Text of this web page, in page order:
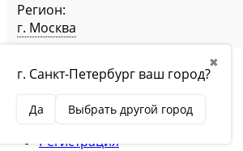
Регион:
г. Москва
✖
г. Санкт-Петербург ваш город?
Да Выбрать другой город
СравнениеТовар в сравнении
Вход
Регистрация